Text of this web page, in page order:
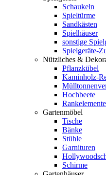
Schaukeln
Spieltürme
Sandkästen
Spielhäuser
sonstige
Spielgeräte-
Nützliches &
Pflanzkübel
Kaminholz-
Hochbeete
Rankelemente
Gartenmöbel
Tische
Bänke
Stühle
Garnituren
Schirme